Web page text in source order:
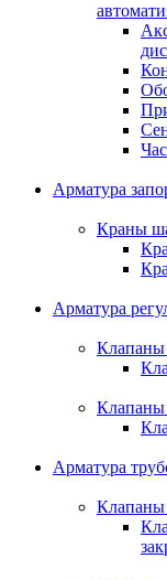
Арматура
Краны
Арматура
Клапаны
Арматура
Клапаны